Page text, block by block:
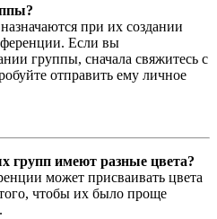
при их создании
Если вы
группы, сначала свяжитесь с
отправить ему личное
групп имеют разные цвета?
может присваивать цвета
чтобы их было проще